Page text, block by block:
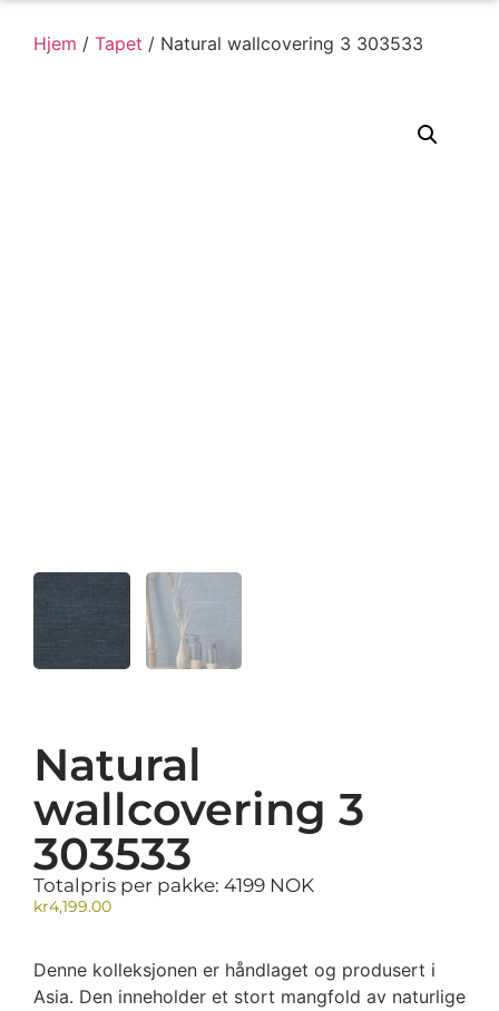
Hjem / Tapet / Natural wallcovering 3 303533
Natural
wallcovering 3
303533
Totalpris per pakke: 4199 NOK
kr4,199.00
Denne kolleksjonen er håndlaget og produsert i
Asia. Den inneholder et stort mangfold av naturlige